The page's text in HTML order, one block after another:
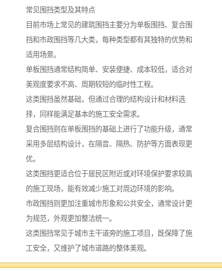
常见围挡类型及其特点
目前市场上常见的建筑围挡主要分为单板围挡、复合围
挡和市政围挡等几大类，每种类型都有其独特的优势和
适用场景。
单板围挡通常结构简单、安装便捷、成本较低，适合对
美观度要求不高、周期较短的临时性工程。
这类围挡虽然基础，但通过合理的结构设计和材料选
择，同样能满足基本的施工安全需求。
复合围挡则在单板围挡的基础上进行了功能升级，通常
采用多层结构设计，在隔音、隔热、防护等方面表现更
优。
这类围挡更适合位于居民区附近或对环境保护要求较高
的施工现场，能有效减少施工对周边环境的影响。
市政围挡则更加注重城市形象和公共安全，通常设计更
为规范，外观更加整洁统一。
这类围挡常见于城市主干道旁的施工项目，既保障了施
工安全，又维护了城市道路的整体美观。
专业化选型建议